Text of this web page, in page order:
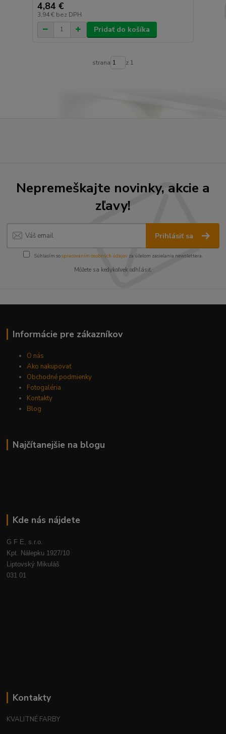
4,84 €
3,94 € bez DPH
Pridať do košíka
strana z 1
Nepremeškajte novinky, akcie a
zľavy!
Prihlásiť sa
Súhlasím sospracovaním osobných údajov za účelom zasielania newslettera.
Môžete sa kedykoľvek odhlásiť.
Informácie pre zákazníkov
O nás
Ako nakupovať
Obchodné podmienky
Fotogaléria
Kontakty
Blog
Najčítanejšie na blogu
Kde nás nájdete
G F E, s.r.o.
Kpt. Nálepku 1927/10
Liptovský Mikuláš
031 01
Kontakty
KVALITNÉ FARBY